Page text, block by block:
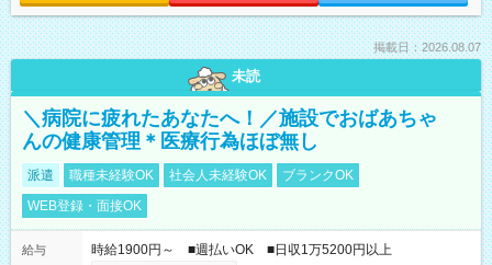
掲載日：2026.08.07
未読
＼病院に疲れたあなたへ！／施設でおばあちゃ
んの健康管理＊医療行為ほぼ無し
派遣 職種未経験OK 社会人未経験OK
ブランクOK
WEB登録・面接OK
給与
時給1900円～ ■週払いOK ■日収1万5200円以上